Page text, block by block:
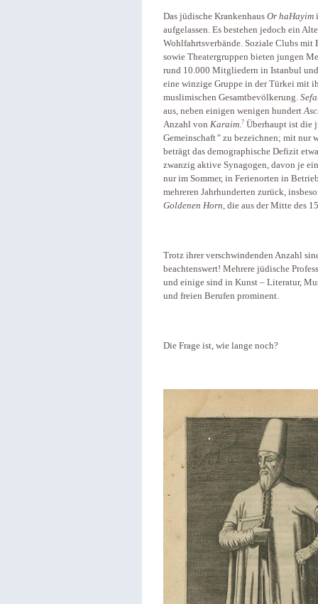
Das jüdische Krankenhaus Or haHayim
aufgelassen. Es bestehen jedoch ein
Wohlfahrtsverbände. Soziale Clubs
sowie Theatergruppen bieten jungen
rund 10.000 Mitgliedern in Istanbul
eine winzige Gruppe in der Türkei mit
muslimischen Gesamtbevölkerung.
aus, neben einigen wenigen hundert
Anzahl von Karaim.7 Überhaupt ist die
Gemeinschaft” zu bezeichnen; mit nur
beträgt das demographische Defizit
zwanzig aktive Syna­gogen, davon je
nur im Sommer, in Ferienorten in
mehreren Jahrhunderten zurück,
Goldenen Horn, die aus der Mitte des
Trotz ihrer verschwindenden Anzahl
beachtenswert! Mehrere jüdische
und einige sind in Kunst – Literatur,
und freien Berufen prominent.
Die Frage ist, wie lange noch?